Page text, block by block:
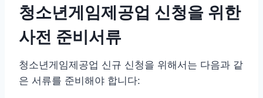
청소년게임제공업 신청을 위한
사전 준비서류
청소년게임제공업 신규 신청을 위해서는 다음과 같
은 서류를 준비해야 합니다: